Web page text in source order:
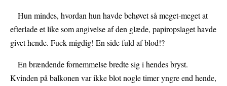
Hun mindes, hvordan hun havde behøvet så meget-meget at
efterlade et like som angivelse af den glæde, papiropslaget havde
givet hende. Fuck migdig! En side fuld af blod!?
En brændende fornemmelse bredte sig i hendes bryst.
Kvinden på balkonen var ikke blot nogle timer yngre end hende,